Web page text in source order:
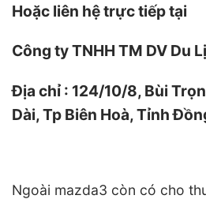
Hoặc liên hệ trực tiếp tại
Công ty TNHH TM DV Du
Địa chỉ : 124/10/8, Bùi
Dài, Tp Biên Hoà, Tỉnh
Ngoài mazda3 còn có cho